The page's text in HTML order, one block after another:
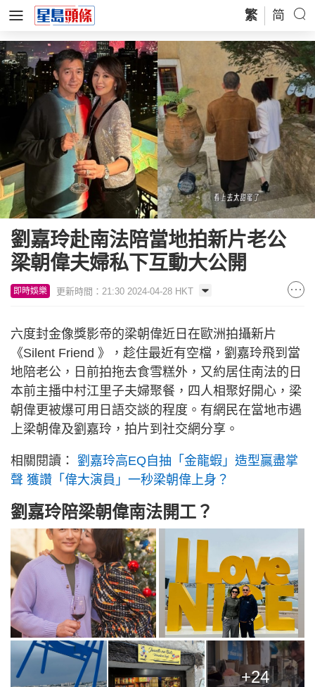
繁 简
劉嘉玲赴南法陪當地拍新片老公
梁朝偉夫婦私下互動大公開
即時娛樂 更新時間：21:30 2024-04-28 HKT
六度封金像獎影帝的梁朝偉近日在歐洲拍攝新片
《Silent Friend 》，趁住最近有空檔，劉嘉玲飛到當
地陪老公，日前拍拖去食雪糕外，又約居住南法的日
本前主播中村江里子夫婦聚餐，四人相聚好開心，梁
朝偉更被爆可用日語交談的程度。有網民在當地市遇
上梁朝偉及劉嘉玲，拍片到社交網分享。
相關閱讀： 劉嘉玲高EQ自抽「金龍蝦」造型贏盡掌
聲 獲讚「偉大演員」一秒梁朝偉上身？
劉嘉玲陪梁朝偉南法開工？
+24